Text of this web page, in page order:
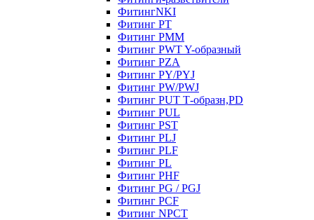
ФитингNKI
Фитинг РТ
Фитинг РММ
Фитинг РWT Y-образный
Фитинг PZA
Фитинг PY/PYJ
Фитинг PW/PWJ
Фитинг PUT Т-образн,PD
Фитинг PUL
Фитинг PST
Фитинг PLJ
Фитинг PLF
Фитинг PL
Фитинг PHF
Фитинг PG / PGJ
Фитинг PCF
Фитинг NPCT